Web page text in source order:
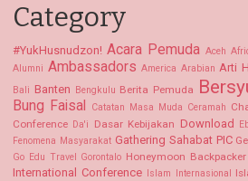
Category
#YukHusnudzon! Acara Pemuda Aceh
Alumni Ambassadors America Arabian Arti
Bali Banten Bengkulu Berita Pemuda
Bung Faisal Catatan Masa Muda Ceramah
Conference Da'i Dasar Kebijakan Download
Fenomena Masyarakat Gathering Sahabat PIC
Go Edu Travel Gorontalo Honeymoon Backpacker
International Conference
Islam Internasional